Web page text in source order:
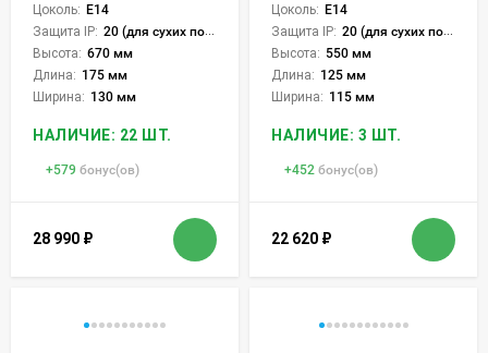
Цоколь: E14
Защита IP: 20 (для сухих пом.)
Высота: 670 мм
Длина: 175 мм
Ширина: 130 мм
НАЛИЧИЕ: 22 ШТ.
+579 бонус(ов)
28 990 ₽
Цоколь: E14
Защита IP: 20 (для сухих пом.)
Высота: 550 мм
Длина: 125 мм
Ширина: 115 мм
НАЛИЧИЕ: 3 ШТ.
+452 бонус(ов)
22 620 ₽